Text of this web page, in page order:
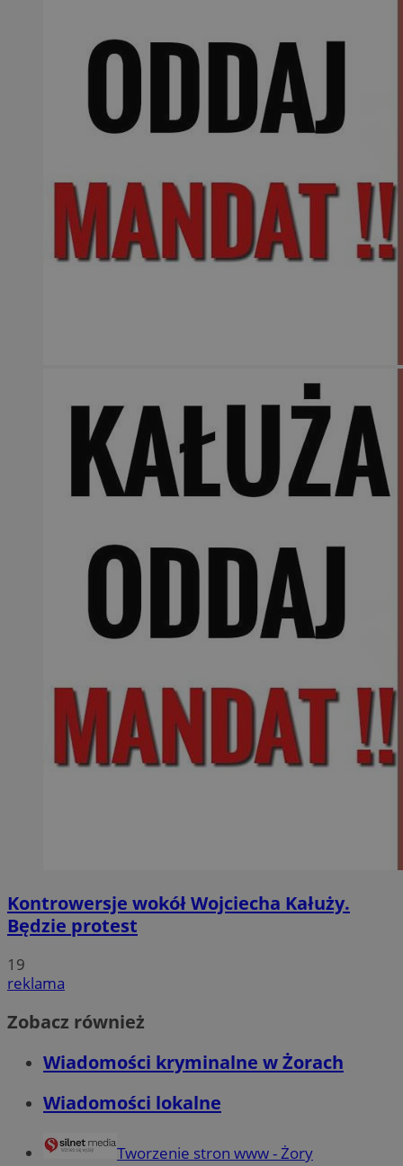
Kontrowersje wokół Wojciecha Kałuży.
Będzie protest
19
reklama
Zobacz również
Wiadomości kryminalne w Żorach
Wiadomości lokalne
Tworzenie stron www - Żory